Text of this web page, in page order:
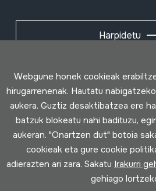
Harpidetu
Erabilpen baldintzak Pribatutasun
Webgune honek cookieak
hirugarrenenak. Hautatu
aukera. Guztiz desaktibatzea ere
batzuk blokeatu nahi badituzu,
aukeran. "Onartzen dut" botoia
cookieak eta gure cookie
adierazten ari zara. Sakatu Irakurri
gehiago